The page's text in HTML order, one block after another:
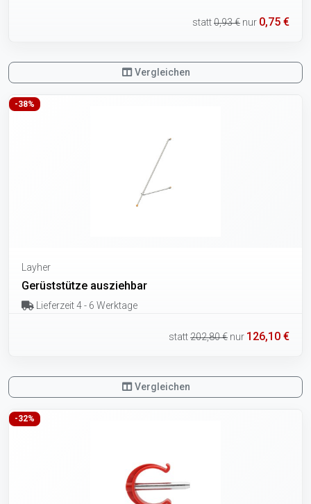
statt0,93 € nur 0,75 €
Vergleichen
-38%
Layher
Gerüststütze ausziehbar
Lieferzeit 4 - 6 Werktage
statt202,80 € nur 126,10 €
Vergleichen
-32%